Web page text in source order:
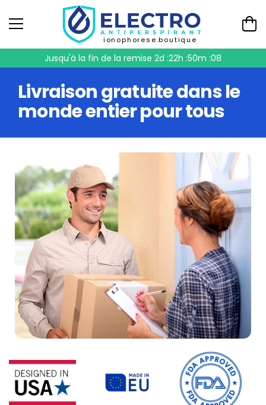
ionophorese.boutique
Jusqu'à la fin de la remise 2d :22h :50m :07
Livraison gratuite dans le
monde entier pour tous